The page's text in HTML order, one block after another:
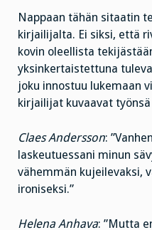
Nappaan tähän sitaatin
kirjailijalta. Ei siksi, että
kovin oleellista
yksinkertaistettuna
joku innostuu lukemaan
kirjailijat kuvaavat
Claes Andersson:
laskeutuessani minun
vähemmän kujeilevaksi,
ironiseksi.”
Helena Anhava: ”Mutta